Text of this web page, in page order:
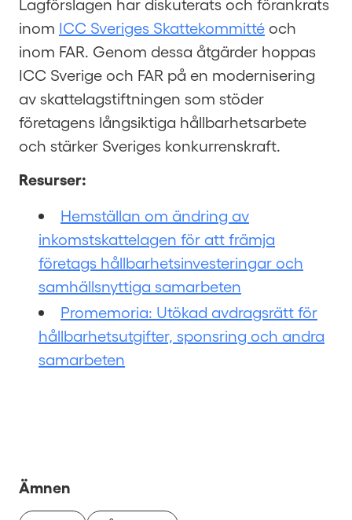
inom ICC Sveriges Skattekommitté och
inom FAR. Genom dessa åtgärder hoppas
ICC Sverige och FAR på en modernisering
av skattelagstiftningen som stöder
företagens långsiktiga hållbarhetsarbete
och stärker Sveriges konkurrenskraft.
Resurser:
Hemställan om ändring av
inkomstskattelagen för att främja
företags hållbarhetsinvesteringar och
samhällsnyttiga samarbeten
Promemoria: Utökad avdragsrätt för
hållbarhetsutgifter, sponsring och andra
samarbeten
Ämnen